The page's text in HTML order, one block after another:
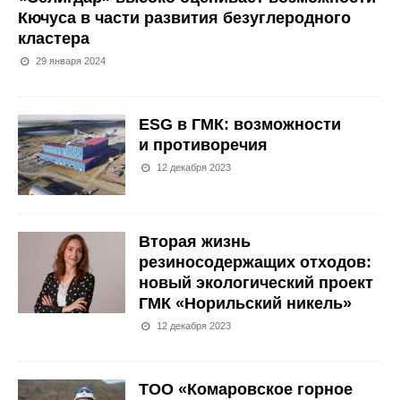
Кючуса в части развития безуглеродного
кластера
29 января 2024
ESG в ГМК: возможности
и противоречия
12 декабря 2023
Вторая жизнь
резиносодержащих отходов:
новый экологический проект
ГМК «Норильский никель»
12 декабря 2023
ТОО «Комаровское горное